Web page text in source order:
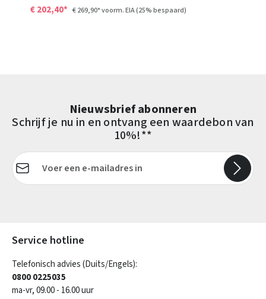
€ 202,40* € 269,90*voorm. EIA(25% bespaard)
Nieuwsbrief abonneren
Schrijf je nu in en ontvang een waardebon van
10%!**
E-mailadres*
Service hotline
Telefonisch advies (Duits/Engels):
0800 0225035
ma-vr, 09.00 - 16.00 uur